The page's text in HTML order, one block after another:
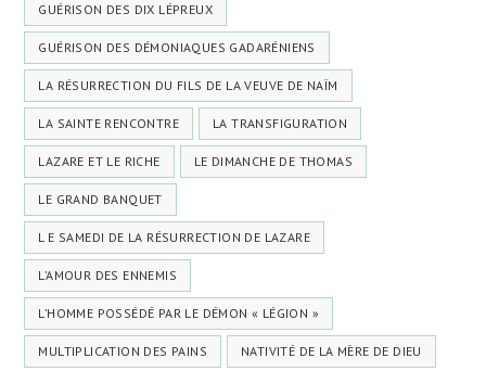
GUÉRISON DES DIX LÉPREUX
GUÉRISON DES DÉMONIAQUES GADARÉNIENS
LA RÉSURRECTION DU FILS DE LA VEUVE DE NAÏM
LA SAINTE RENCONTRE LA TRANSFIGURATION
LAZARE ET LE RICHE LE DIMANCHE DE THOMAS
LE GRAND BANQUET
L E SAMEDI DE LA RÉSURRECTION DE LAZARE
L’AMOUR DES ENNEMIS
L’HOMME POSSÉDÉ PAR LE DÉMON « LÉGION »
MULTIPLICATION DES PAINS NATIVITÉ DE LA MÈRE DE DIEU